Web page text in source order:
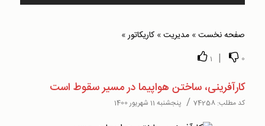
صفحه نخست» مدیریت» کاریکاتور»
0
|
1
کارآفرینی، ساختن هواپیما در مسیر سقوط است
کد مطلب: 74258
/ پنجشنبه 11 شهریور 1400